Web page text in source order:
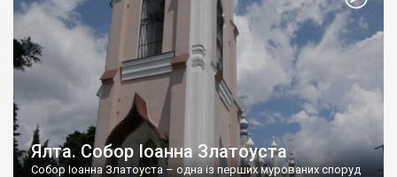
Ялта. Собор Іоанна Златоуста
Собор Іоанна Златоуста – одна із перших мурованих споруд